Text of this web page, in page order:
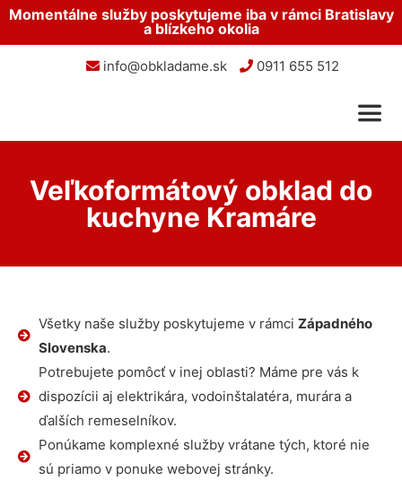
Momentálne služby poskytujeme iba v rámci Bratislavy
a blízkeho okolia
info@obkladame.sk 0911 655 512
Veľkoformátový obklad do
kuchyne Kramáre
Všetky naše služby poskytujeme v rámci Západného
Slovenska.
Potrebujete pomôcť v inej oblasti? Máme pre vás k
dispozícii aj elektrikára, vodoinštalatéra, murára a
ďalších remeselníkov.
Ponúkame komplexné služby vrátane tých, ktoré nie
sú priamo v ponuke webovej stránky.